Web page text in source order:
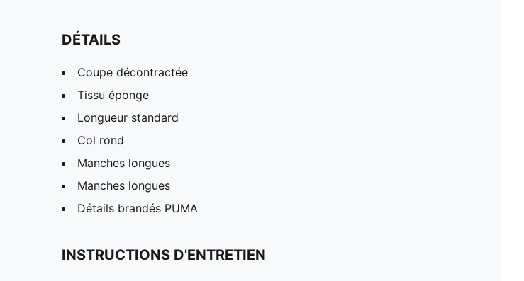
DÉTAILS
Coupe décontractée
Tissu éponge
Longueur standard
Col rond
Manches longues
Manches longues
Détails brandés PUMA
INSTRUCTIONS D'ENTRETIEN